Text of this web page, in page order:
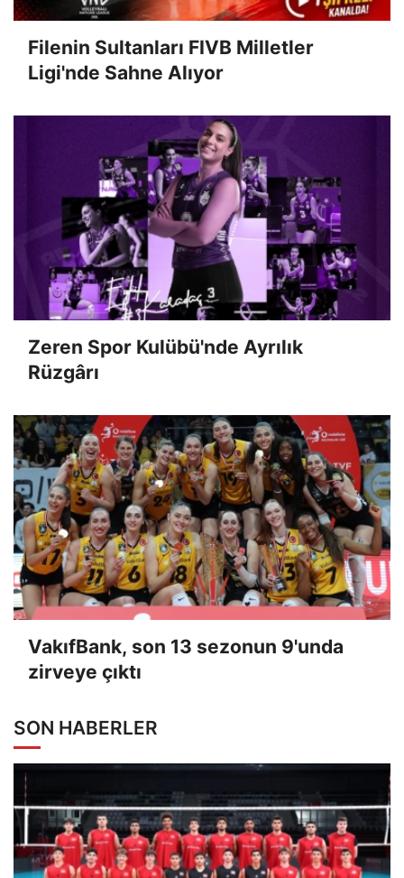
Filenin Sultanları FIVB Milletler
Ligi'nde Sahne Alıyor
Zeren Spor Kulübü'nde Ayrılık
Rüzgârı
VakıfBank, son 13 sezonun 9'unda
zirveye çıktı
SON HABERLER